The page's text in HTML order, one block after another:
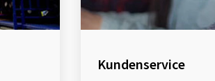
Kundenservice